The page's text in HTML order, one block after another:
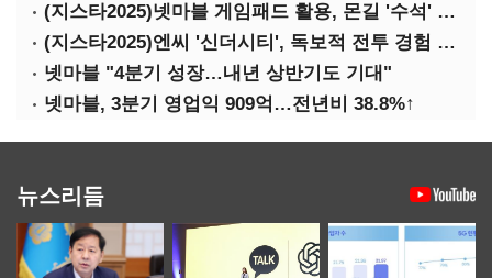
(지스타2025)넷마블 게임패드 활용, 몬길 '수석' 7대죄 '차석'
(지스타2025)엔씨 '신더시티', 독보적 전투 경험 필요
넷마블 "4분기 성장…내년 상반기도 기대"
넷마블, 3분기 영업익 909억…전년비 38.8%↑
뉴스리듬